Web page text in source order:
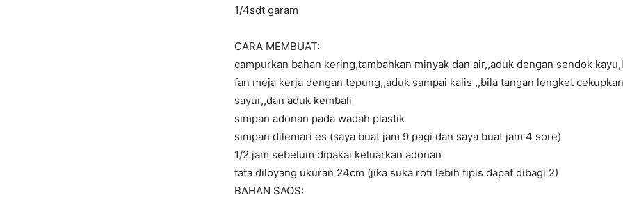
1/4sdt garam
CARA MEMBUAT:
campurkan bahan kering,tambahkan minyak dan air,,aduk dengan sendok
fan meja kerja dengan tepung,,aduk sampai kalis ,,bila tangan lengket
sayur,,dan aduk kembali
simpan adonan pada wadah plastik
simpan dilemari es (saya buat jam 9 pagi dan saya buat jam 4 sore)
1/2 jam sebelum dipakai keluarkan adonan
tata diloyang ukuran 24cm (jika suka roti lebih tipis dapat dibagi 2)
BAHAN SAOS: